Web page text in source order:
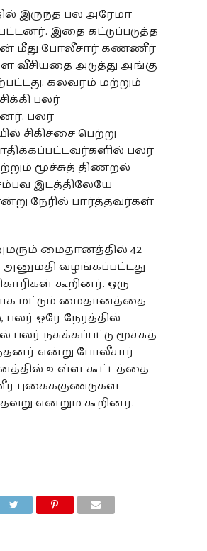
இருந்த பல அரேமா
இதை கட்டுப்படுத்த
மீது போலீசார் கண்ணீர்
வீசியதை அடுத்து அங்கு
கலவரம் மற்றும்
பலர்
பலர்
சிகிச்சை பெற்று
பலர்
மூச்சுத் திணறல்
இடத்திலேயே
நேரில் பார்த்தவர்கள்
மைதானத்தில் 42
அனுமதி வழங்கப்பட்டது
கூறினர். ஒரு
மட்டும் மைதானத்தை
பலர் ஒரே நேரத்தில்
நசுக்கப்பட்டு மூச்சுத்
என்று போலீசார்
உள்ள கூட்டத்தை
என்றும் கூறினர்.